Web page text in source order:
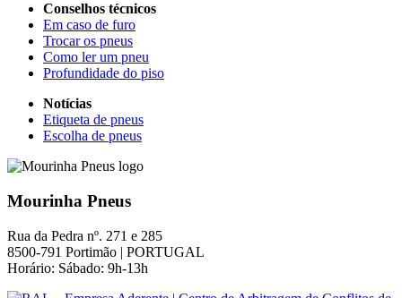
Conselhos técnicos
Em caso de furo
Trocar os pneus
Como ler um pneu
Profundidade do piso
Notícias
Etiqueta de pneus
Escolha de pneus
Mourinha Pneus
Rua da Pedra nº. 271 e 285
8500-791 Portimão | PORTUGAL
Horário: Sábado: 9h-13h